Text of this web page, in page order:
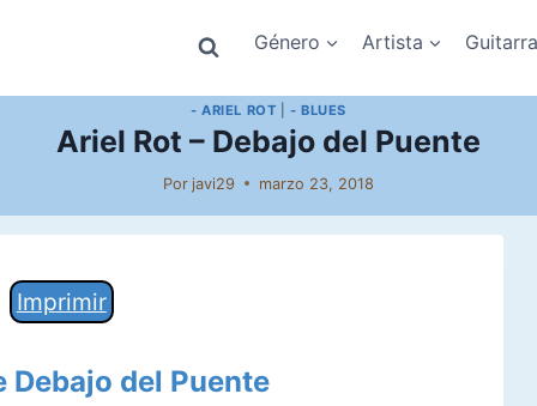
Género Artista
- ARIEL ROT - BLUES
Ariel Rot – Debajo del Puente
Por javi29 marzo 23, 2018
Imprimir
Debajo del Puente